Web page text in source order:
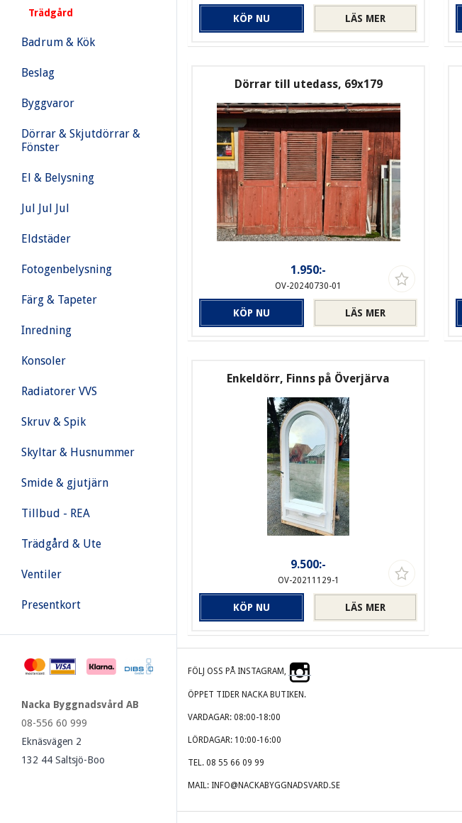
Trädgård
Badrum & Kök
Beslag
Byggvaror
Dörrar & Skjutdörrar &
Fönster
El & Belysning
Jul Jul Jul
Eldstäder
Fotogenbelysning
Färg & Tapeter
Inredning
Konsoler
Radiatorer VVS
Skruv & Spik
Skyltar & Husnummer
Smide & gjutjärn
Tillbud - REA
Trädgård & Ute
Ventiler
Presentkort
Nacka Byggnadsvård AB
08-556 60 999
Eknäsvägen 2
132 44 Saltsjö-Boo
LÄS MER
KÖP NU
Dörrar till utedass, 69x179
1.950:-
OV-20240730-01
LÄS MER
KÖP NU
Enkeldörr, Finns på Överjärva
9.500:-
OV-20211129-1
LÄS MER
KÖP NU
FÖLJ OSS PÅ INSTAGRAM,
ÖPPET TIDER NACKA BUTIKEN.
VARDAGAR: 08:00-18:00
LÖRDAGAR: 10:00-16:00
TEL. 08 55 66 09 99
MAIL: INFO@NACKABYGGNADSVARD.SE